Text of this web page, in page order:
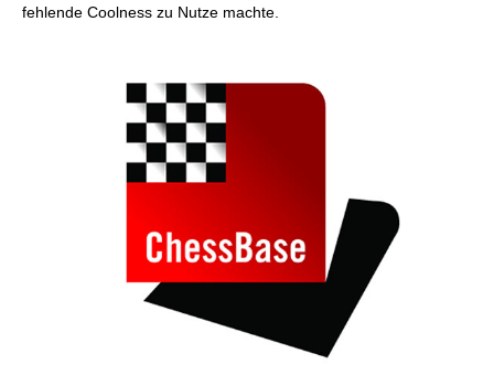
fehlende Coolness zu Nutze machte.